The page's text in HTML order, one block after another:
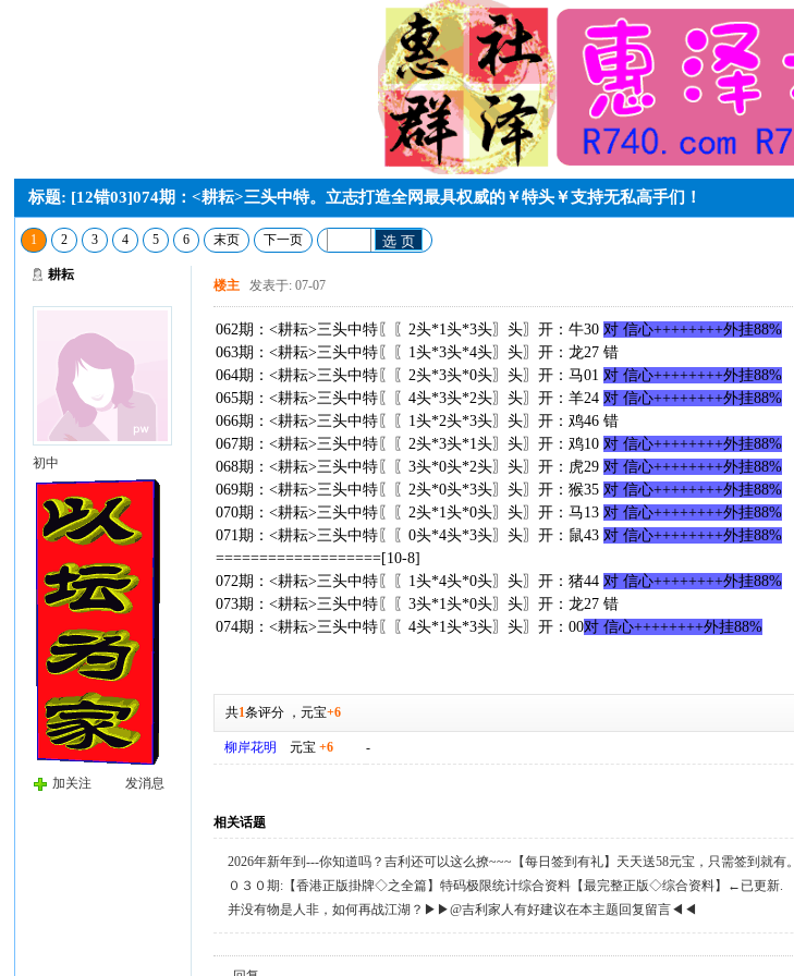
标题: [12错03]074期：<耕耘>三头中特。立志打造全网最具权威的￥特头￥支持无私高手们！
1 2 3 4 5 6 末页 下一页 选 页
耕耘
初中
加关注 发消息
楼主 发表于: 07-07
062期：<耕耘>三头中特〖〖2头*1头*3头〗头〗开：牛30对 信心++++++++外挂88%
063期：<耕耘>三头中特〖〖1头*3头*4头〗头〗开：龙27 错
064期：<耕耘>三头中特〖〖2头*3头*0头〗头〗开：马01对 信心++++++++外挂88%
065期：<耕耘>三头中特〖〖4头*3头*2头〗头〗开：羊24对 信心++++++++外挂88%
066期：<耕耘>三头中特〖〖1头*2头*3头〗头〗开：鸡46 错
067期：<耕耘>三头中特〖〖2头*3头*1头〗头〗开：鸡10对 信心++++++++外挂88%
068期：<耕耘>三头中特〖〖3头*0头*2头〗头〗开：虎29对 信心++++++++外挂88%
069期：<耕耘>三头中特〖〖2头*0头*3头〗头〗开：猴35对 信心++++++++外挂88%
070期：<耕耘>三头中特〖〖2头*1头*0头〗头〗开：马13对 信心++++++++外挂88%
071期：<耕耘>三头中特〖〖0头*4头*3头〗头〗开：鼠43对 信心++++++++外挂88%
===================[10-8]
072期：<耕耘>三头中特〖〖1头*4头*0头〗头〗开：猪44对 信心++++++++外挂88%
073期：<耕耘>三头中特〖〖3头*1头*0头〗头〗开：龙27 错
074期：<耕耘>三头中特〖〖4头*1头*3头〗头〗开：00对 信心++++++++外挂88%
共1条评分 ，元宝+6
柳岸花明 元宝+6 -
相关话题
2026年新年到---你知道吗？吉利还可以这么撩~~~【每日签到有礼】天天送58元宝，只需签到就有。
０３０期:【香港正版掛牌◇之全篇】特码极限统计综合资料【最完整正版◇综合资料】←已更新.
并没有物是人非，如何再战江湖？▶▶@吉利家人有好建议在本主题回复留言◀◀